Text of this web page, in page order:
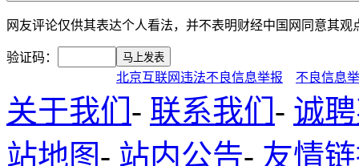
网友评论仅供其表达个人看法，并不表明财经中国网同意其观
验证码：
北京互联网违法不良信息举报
不良信息
关于我们 - 联系我们 - 诚
站地图- 站内公告- 友情